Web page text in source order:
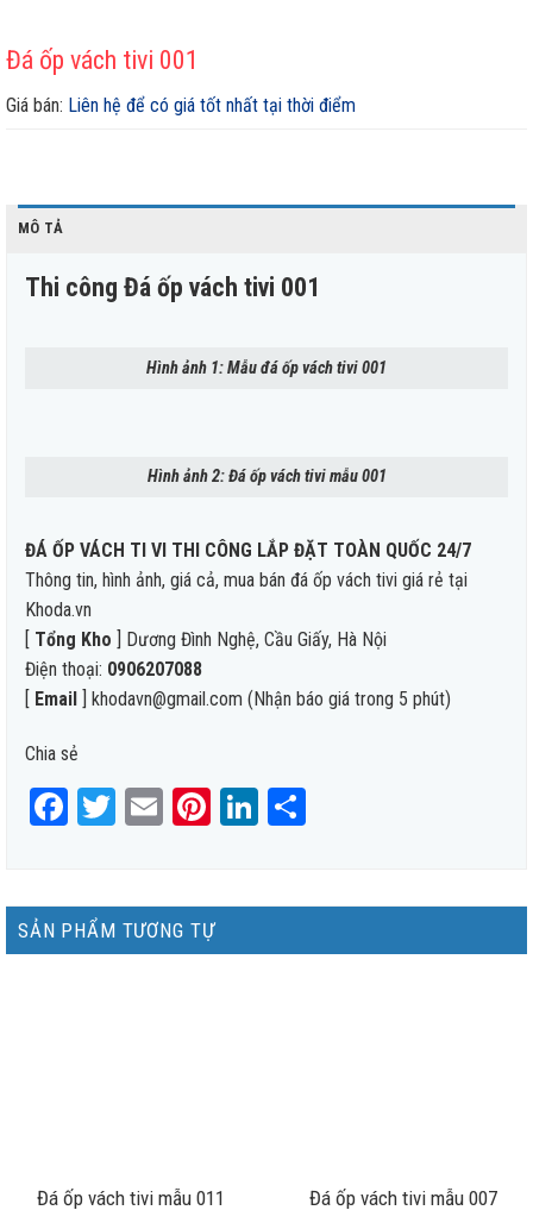
Đá ốp vách tivi 001
Giá bán: Liên hệ để có giá tốt nhất tại thời điểm
MÔ TẢ
Thi công Đá ốp vách tivi 001
Hình ảnh 1: Mẫu đá ốp vách tivi 001
Hình ảnh 2: Đá ốp vách tivi mẫu 001
ĐÁ ỐP VÁCH TI VI THI CÔNG LẮP ĐẶT TOÀN QUỐC 24/7
Thông tin, hình ảnh, giá cả, mua bán đá ốp vách tivi giá rẻ tại
Khoda.vn
[ Tổng Kho ] Dương Đình Nghệ, Cầu Giấy, Hà Nội
Điện thoại: 0906207088
[ Email ] khodavn@gmail.com (Nhận báo giá trong 5 phút)
Chia sẻ
Facebook
Twitter
EmailPinterest
LinkedIn
SẢN PHẨM TƯƠNG TỰ
Đá ốp vách tivi mẫu 011 Đá ốp vách tivi mẫu 007